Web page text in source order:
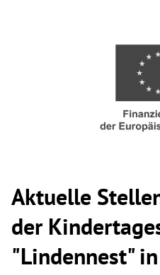
Aktuelle
der
"Lindennest"